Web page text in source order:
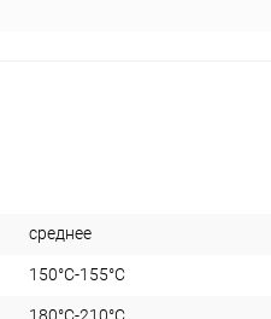
среднее
150°C-155°C